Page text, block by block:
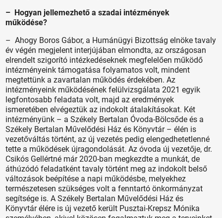
– Hogyan jellemezhető a szadai intézmények
működése?
– Ahogy Boros Gábor, a Humánügyi Bizottság elnöke tavaly
év végén megjelent interjújában elmondta, az országosan
elrendelt szigorító intézkedéseknek megfelelően működő
intézményeink támogatása folyamatos volt, mindent
megtettünk a zavartalan működés érdekében. Az
intézményeink működésének felülvizsgálata 2021 egyik
legfontosabb feladata volt, majd az eredmények
ismeretében elvégeztük az indokolt átalakításokat. Két
intézményünk – a Székely Bertalan Óvoda-Bölcsőde és a
Székely Bertalan Művelődési Ház és Könyvtár – élén is
vezetőváltás történt, az új vezetés pedig elengedhetetlenné
tette a működések újragondolását. Az óvoda új vezetője, dr.
Csikós Gellértné már 2020-ban megkezdte a munkát, de
áthúzódó feladatként tavaly történt meg az indokolt belső
változások beépítése a napi működésbe, melyekhez
természetesen szükséges volt a fenntartó önkormányzat
segítsége is. A Székely Bertalan Művelődési Ház és
Könyvtár élére is új vezető került Pusztai-Krepsz Mónika